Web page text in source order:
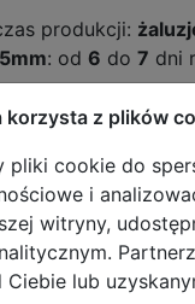
korzysta z plików
pliki cookie do
i
witryny,
lub
produkcji:
: od 6 do 7 dni
270 mm --
400mm --